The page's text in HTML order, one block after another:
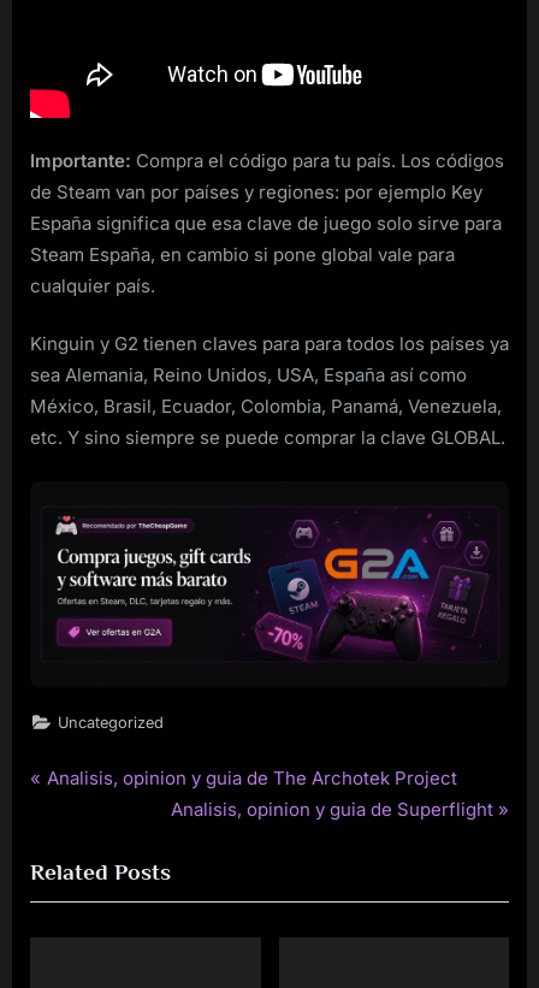
Importante: Compra el código para tu país. Los códigos
de Steam van por países y regiones: por ejemplo Key
España significa que esa clave de juego solo sirve para
Steam España, en cambio si pone global vale para
cualquier país.
Kinguin y G2 tienen claves para para todos los países ya
sea Alemania, Reino Unidos, USA, España así como
México, Brasil, Ecuador, Colombia, Panamá, Venezuela,
etc. Y sino siempre se puede comprar la clave GLOBAL.
Uncategorized
Post
P
v
i
o
Analisis, opinion y guia de The Archotek Project
N
x
t
P
Analisis, opinion y guia de Superflight
Related Posts